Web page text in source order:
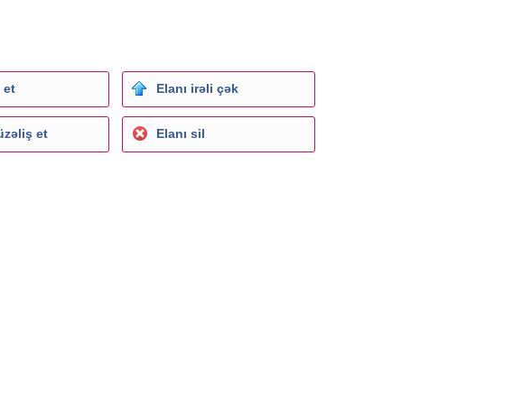
et Elanı irəli çək
et Elanı sil